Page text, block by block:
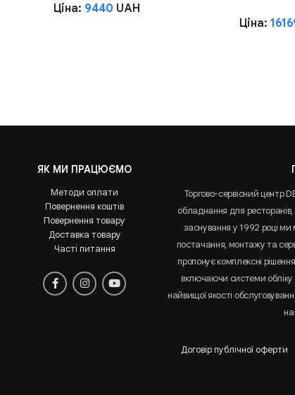
Ціна: 9440 UAH
Ціна:
ЯК МИ ПРАЦЮЄМО
Методи оплати
Повернення коштів
Повернення товару
Доставка товару
Часті питання
Торгово-сервісний центр
обладнання для ресторанів,
заснування у 1992 році ми
постачання, монтажу та
пропонує комплексні
включаючи системи
найвищої якості
Договір публічної оферти